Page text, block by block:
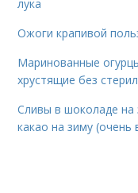
лука
Ожоги крапивой
Маринованные
хрустящие без
Сливы в шоколаде на
какао на зиму